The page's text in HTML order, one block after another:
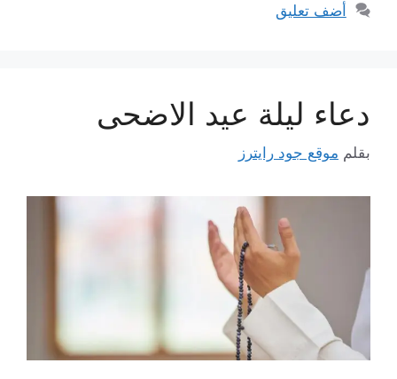
أضف تعليق
دعاء ليلة عيد الاضحى
بقلم موقع جود رايترز